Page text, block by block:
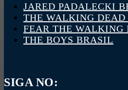
JARED PADALECKI
THE WALKING DEAD
FEAR THE WALKING
THE BOYS BRASIL
SIGA NO: